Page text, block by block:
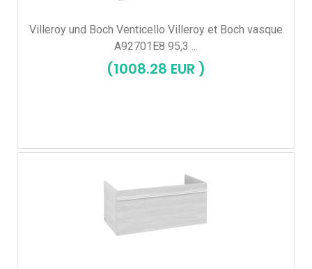
Villeroy und Boch Venticello Villeroy et Boch vasque
A92701E8 95,3 ...
(1008.28 EUR )